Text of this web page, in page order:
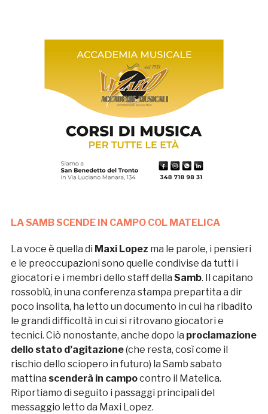
LA SAMB SCENDE IN CAMPO COL MATELICA
La voce è quella di Maxi Lopez ma le parole, i pensieri
e le preoccupazioni sono quelle condivise da tutti i
giocatori e i membri dello staff della Samb. Il capitano
rossoblù, in una conferenza stampa prepartita a dir
poco insolita, ha letto un documento in cui ha ribadito
le grandi difficoltà in cui si ritrovano giocatori e
tecnici. Ciò nonostante, anche dopo la proclamazione
dello stato d’agitazione(che resta, così come il
rischio dello sciopero in futuro) la Samb sabato
mattina scenderà in campocontro il Matelica.
Riportiamo di seguito i passaggi principali del
messaggio letto da Maxi Lopez.